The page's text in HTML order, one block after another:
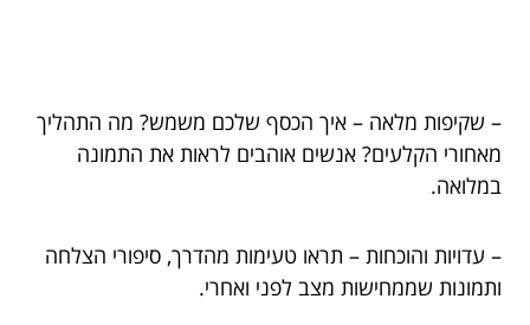
– שקיפות מלאה – איך הכסף שלכם משמש? מה התהליך
מאחורי הקלעים? אנשים אוהבים לראות את התמונה
במלואה.
– עדויות והוכחות – תראו טעימות מהדרך, סיפורי הצלחה
ותמונות שממחישות מצב לפני ואחרי.